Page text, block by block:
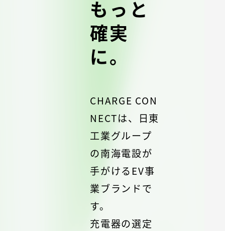
もっと
確実
に。
CHARGE CON
NECTは、日東
工業グループ
の南海電設が
手がけるEV事
業ブランドで
す。
充電器の選定